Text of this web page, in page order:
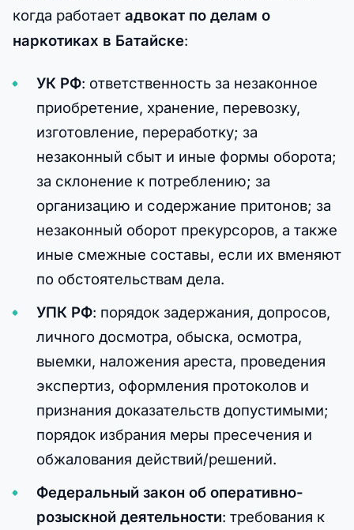
когда работает адвокат по делам о
наркотиках в Батайске:
УК РФ: ответственность за незаконное
приобретение, хранение, перевозку,
изготовление, переработку; за
незаконный сбыт и иные формы оборота;
за склонение к потреблению; за
организацию и содержание притонов; за
незаконный оборот прекурсоров, а также
иные смежные составы, если их вменяют
по обстоятельствам дела.
УПК РФ: порядок задержания, допросов,
личного досмотра, обыска, осмотра,
выемки, наложения ареста, проведения
экспертиз, оформления протоколов и
признания доказательств допустимыми;
порядок избрания меры пресечения и
обжалования действий/решений.
Федеральный закон об оперативно-
розыскной деятельности: требования к